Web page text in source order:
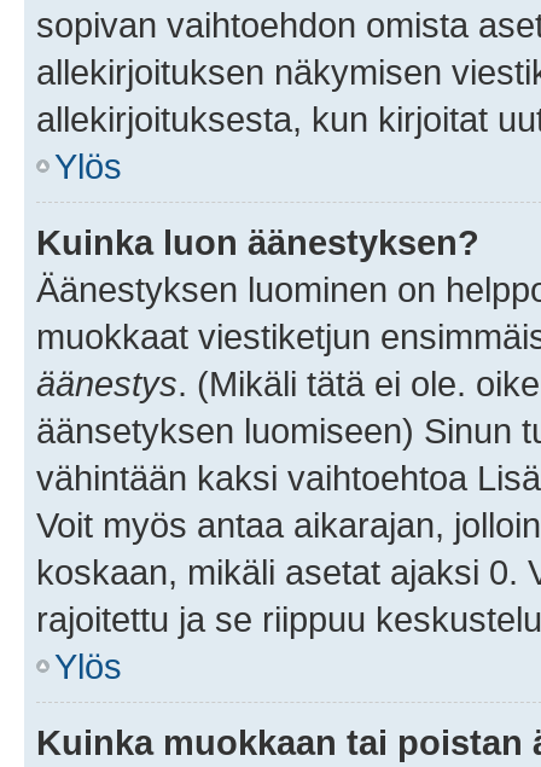
sopivan vaihtoehdon omista
allekirjoituksen näkymisen
allekirjoituksesta, kun kirjoitat
Ylös
Kuinka luon äänestyksen?
Äänestyksen luominen on
muokkaat viestiketjun
äänestys. (Mikäli tätä ei ole.
äänsetyksen luomiseen) Sinun
vähintään kaksi vaihtoehtoa
Voit myös antaa aikarajan,
koskaan, mikäli asetat ajaksi 0.
rajoitettu ja se riippuu
Ylös
Kuinka muokkaan tai poistan